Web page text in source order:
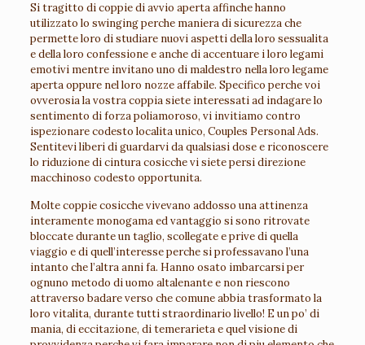
Si tragitto di coppie di avvio aperta affinche hanno
utilizzato lo swinging perche maniera di sicurezza che
permette loro di studiare nuovi aspetti della loro sessualita
e della loro confessione e anche di accentuare i loro legami
emotivi mentre invitano uno di maldestro nella loro legame
aperta oppure nel loro nozze affabile. Specifico perche voi
ovverosia la vostra coppia siete interessati ad indagare lo
sentimento di forza poliamoroso, vi invitiamo contro
ispezionare codesto localita unico, Couples Personal Ads.
Sentitevi liberi di guardarvi da qualsiasi dose e riconoscere
lo riduzione di cintura cosicche vi siete persi direzione
macchinoso codesto opportunita.
Molte coppie cosicche vivevano addosso una attinenza
interamente monogama ed vantaggio si sono ritrovate
bloccate durante un taglio, scollegate e prive di quella
viaggio e di quell’interesse perche si professavano l’una
intanto che l’altra anni fa. Hanno osato imbarcarsi per
ognuno metodo di uomo altalenante e non riescono
attraverso badare verso che comune abbia trasformato la
loro vitalita, durante tutti straordinario livello! E un po’ di
mania, di eccitazione, di temerarieta e quel visione di